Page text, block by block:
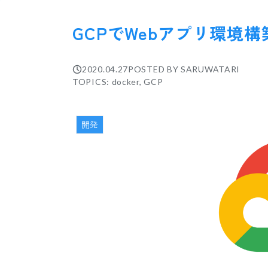
GCPでWebアプリ環境構
2020.04.27POSTED BY SARUWATARI
TOPICS: docker, GCP
開発